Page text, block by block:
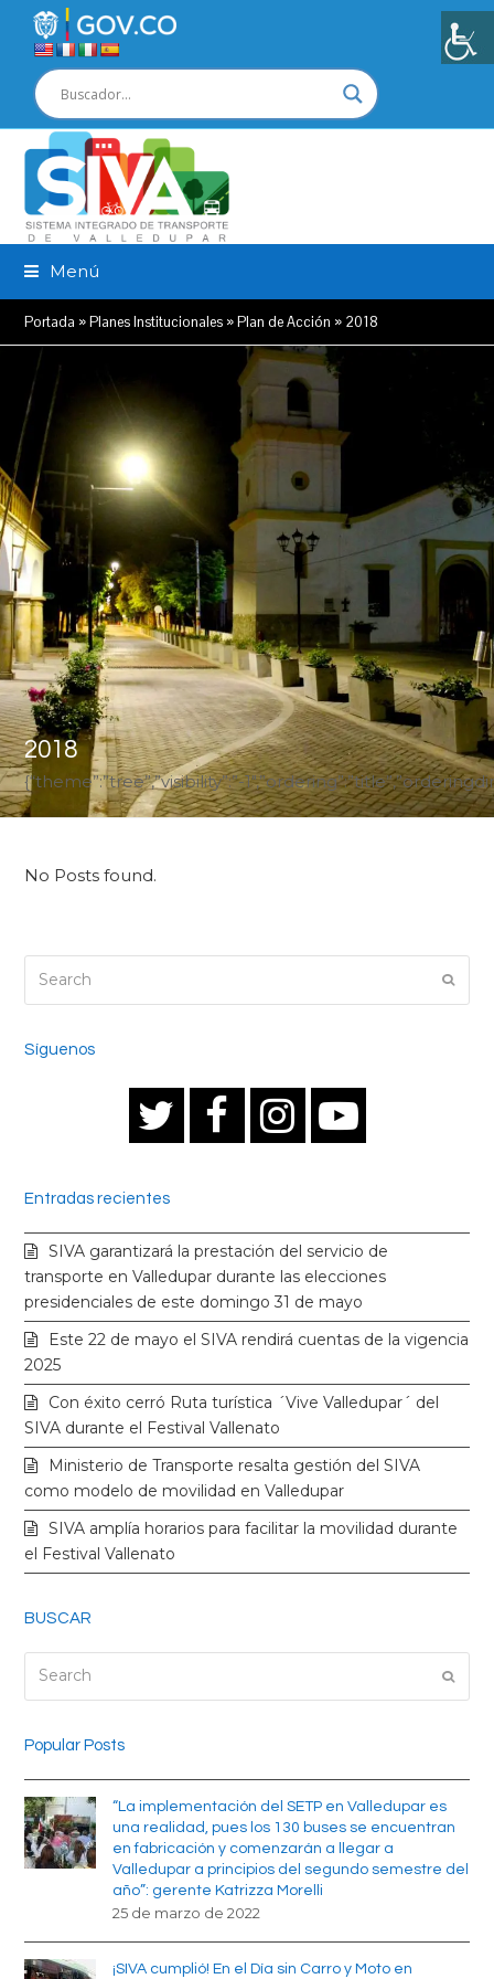
Menú
Portada »Planes Institucionales »Plan de Acción » 2018
2018
{“theme”:”tree”,”visibility”:”-
No Posts found.
Síguenos
i
t
t
e
r
c
e
b
o
o
k
s
t
a
g
r
a
Y
u
t
u
b
e
Entradas recientes
SIVA garantizará la prestación del servicio de
transporte en Valledupar durante las elecciones
presidenciales de este domingo 31 de mayo
Este 22 de mayo el SIVA rendirá cuentas de la vigencia
2025
Con éxito cerró Ruta turística ´Vive Valledupar´ del
SIVA durante el Festival Vallenato
Ministerio de Transporte resalta gestión del SIVA
como modelo de movilidad en Valledupar
SIVA amplía horarios para facilitar la movilidad durante
el Festival Vallenato
BUSCAR
Popular Posts
“La implementación del SETP en Valledupar es
una realidad, pues los 130 buses se encuentran
en fabricación y comenzarán a llegar a
Valledupar a principios del segundo semestre del
año”: gerente Katrizza Morelli
25 de marzo de 2022
¡SIVA cumplió! En el Día sin Carro y Moto en